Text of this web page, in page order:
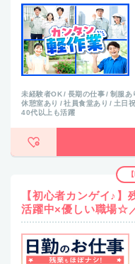
未経験者OK 長期の仕事 制服あ
休憩室あり
社員食堂あり 土日
40代以上も活躍
【初心者カンゲイ♪
活躍中×優しい職場☆